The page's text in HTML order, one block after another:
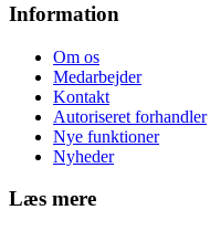
Information
Om os
Medarbejder
Kontakt
Autoriseret forhandler
Nye funktioner
Nyheder
Læs mere